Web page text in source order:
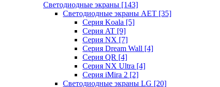
Светодиодные экраны [143]
Светодиодные экраны AET [35]
Cерия Koala [5]
Серия AT [9]
Серия NX [7]
Серия Dream Wall [4]
Серия QR [4]
Серия NX Ultra [4]
Серия iMira 2 [2]
Светодиодные экраны LG [20]